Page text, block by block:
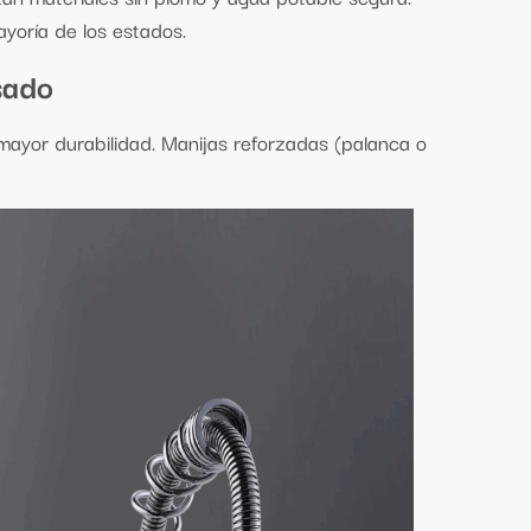
de los estados.
durabilidad. Manijas reforzadas (palanca o